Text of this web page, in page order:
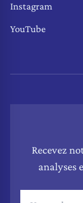
Instagram
YouTube
Recevez
analyses